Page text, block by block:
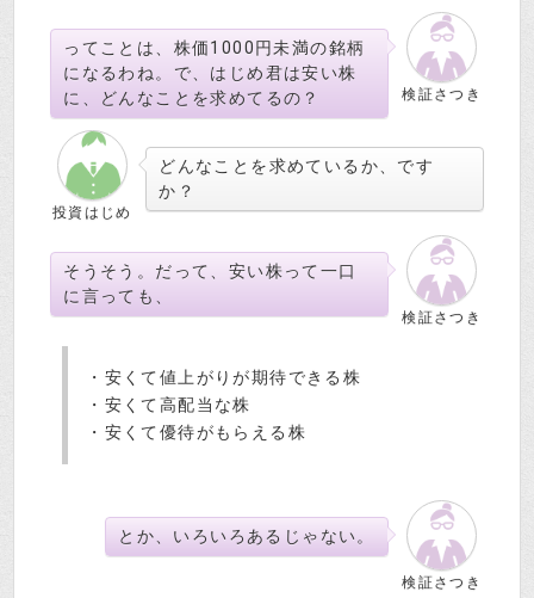
検証さつき
ってことは、株価1000円未満の銘柄
になるわね。で、はじめ君は安い株
に、どんなことを求めてるの？
投資はじめ
どんなことを求めているか、です
か？
検証さつき
そうそう。だって、安い株って一口
に言っても、
・安くて値上がりが期待できる株
・安くて高配当な株
・安くて優待がもらえる株
検証さつき
とか、いろいろあるじゃない。